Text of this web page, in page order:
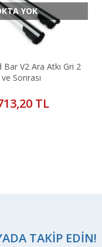
YOK
V2 Ara Atkı Gri 2
Sonrası
TL
TAKIP EDIN!